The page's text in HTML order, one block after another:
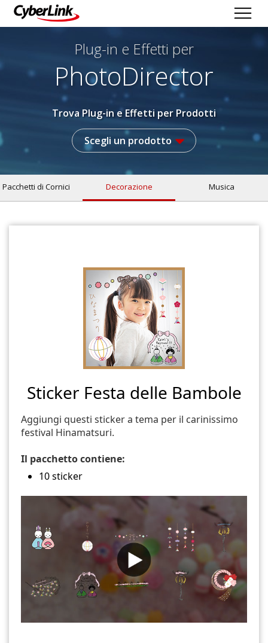
Plug-in e Effetti per
PhotoDirector
Trova Plug-in e Effetti per Prodotti
Scegli un prodotto
Pacchetti di Cornici Decorazione Musica
Sticker Festa delle Bambole
Aggiungi questi sticker a tema per il carinissimo
festival Hinamatsuri.
Il pacchetto contiene:
10 sticker